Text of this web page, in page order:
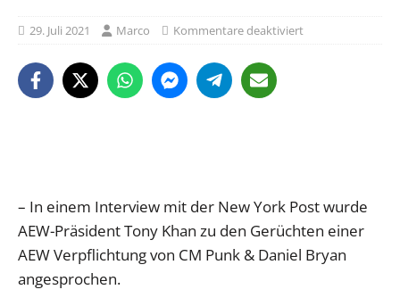
29. Juli 2021 Marco Kommentare deaktiviert
– In einem Interview mit der New York Post wurde
AEW-Präsident Tony Khan zu den Gerüchten einer
AEW Verpflichtung von CM Punk & Daniel Bryan
angesprochen.